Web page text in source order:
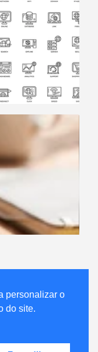
personalizar o
do site.